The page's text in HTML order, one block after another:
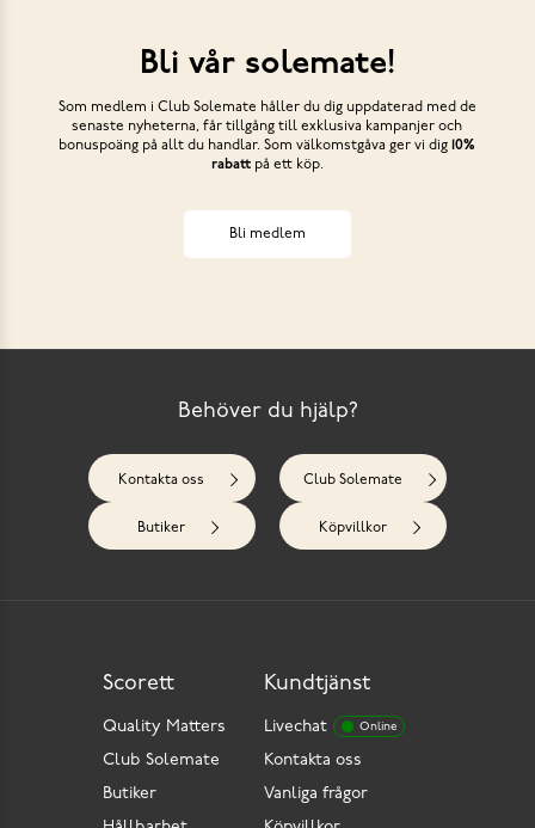
Bli vår solemate!
Som medlem i Club Solemate håller du dig uppdaterad med de
senaste nyheterna, får tillgång till exklusiva kampanjer och
bonuspoäng på allt du handlar. Som välkomstgåva ger vi dig10%
rabattpå ett köp.
Bli medlem
Behöver du hjälp?
Kontakta oss Club Solemate
Butiker Köpvillkor
Kundtjänst
Livechat Online
Kontakta oss
Vanliga frågor
Scorett
Quality Matters
Club Solemate
Butiker